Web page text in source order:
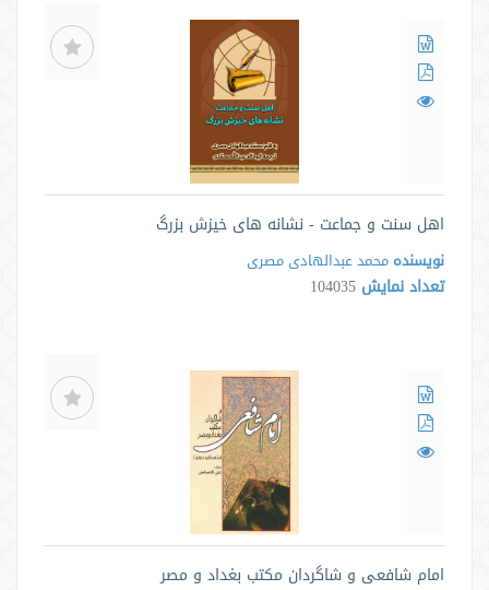
اهل سنت و جماعت - نشانه های خیزش بزرگ
نویسنده محمد عبدالهادی مصری
تعداد نمایش 104035
امام شافعی و شاگردان مکتب بغداد و مصر